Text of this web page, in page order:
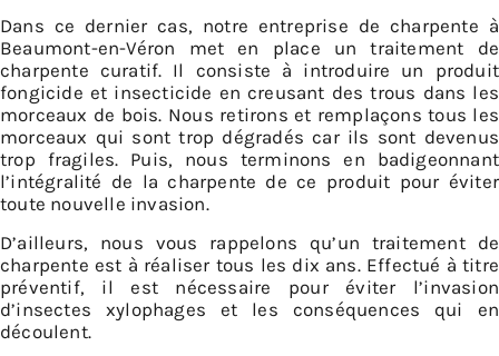
Dans ce dernier cas, notre entreprise de charpente à
Beaumont-en-Véron met en place un traitement de
charpente curatif. Il consiste à introduire un produit
fongicide et insecticide en creusant des trous dans les
morceaux de bois. Nous retirons et remplaçons tous les
morceaux qui sont trop dégradés car ils sont devenus
trop fragiles. Puis, nous terminons en badigeonnant
l’intégralité de la charpente de ce produit pour éviter
toute nouvelle invasion.
D’ailleurs, nous vous rappelons qu’un traitement de
charpente est à réaliser tous les dix ans. Effectué à titre
préventif, il est nécessaire pour éviter l’invasion
d’insectes xylophages et les conséquences qui en
découlent.